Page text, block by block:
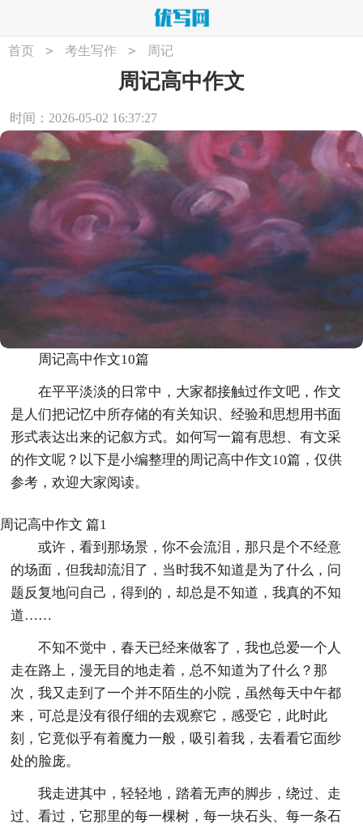
首页 > 考生写作 > 周记
周记高中作文
时间：2026-05-02 16:37:27
周记高中作文10篇
在平平淡淡的日常中，大家都接触过作文吧，作文
是人们把记忆中所存储的有关知识、经验和思想用书面
形式表达出来的记叙方式。如何写一篇有思想、有文采
的作文呢？以下是小编整理的周记高中作文10篇，仅供
参考，欢迎大家阅读。
周记高中作文 篇1
或许，看到那场景，你不会流泪，那只是个不经意
的场面，但我却流泪了，当时我不知道是为了什么，问
题反复地问自己，得到的，却总是不知道，我真的不知
道……
不知不觉中，春天已经来做客了，我也总爱一个人
走在路上，漫无目的地走着，总不知道为了什么？那
次，我又走到了一个并不陌生的小院，虽然每天中午都
来，可总是没有很仔细的去观察它，感受它，此时此
刻，它竟似乎有着魔力一般，吸引着我，去看看它面纱
处的脸庞。
我走进其中，轻轻地，踏着无声的脚步，绕过、走
过、看过，它那里的每一棵树，每一块石头、每一条石